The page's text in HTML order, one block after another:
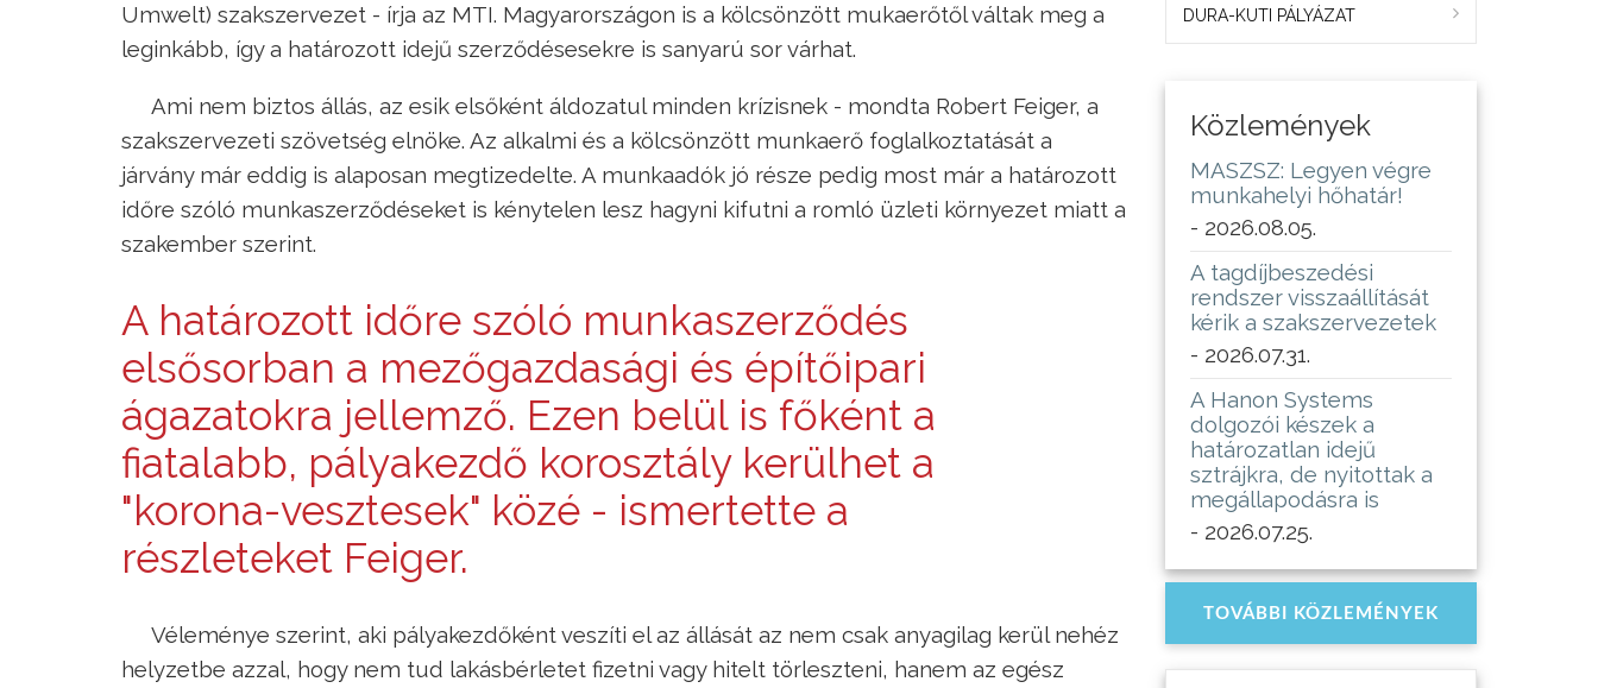
Umwelt) szakszervezet - írja az MTI. Magyarországon is a kölcsönzött mukaerőtől váltak meg a
leginkább, így a határozott idejű szerződésesekre is sanyarú sor várhat.
Ami nem biztos állás, az esik elsőként áldozatul minden krízisnek - mondta Robert Feiger, a
szakszervezeti szövetség elnöke. Az alkalmi és a kölcsönzött munkaerő foglalkoztatását a
járvány már eddig is alaposan megtizedelte. A munkaadók jó része pedig most már a határozott
időre szóló munkaszerződéseket is kénytelen lesz hagyni kifutni a romló üzleti környezet miatt a
szakember szerint.
A határozott időre szóló munkaszerződés
elsősorban a mezőgazdasági és építőipari
ágazatokra jellemző. Ezen belül is főként a
fiatalabb, pályakezdő korosztály kerülhet a
"korona-vesztesek" közé - ismertette a
részleteket Feiger.
Véleménye szerint, aki pályakezdőként veszíti el az állását az nem csak anyagilag kerül nehéz
helyzetbe azzal, hogy nem tud lakásbérletet fizetni vagy hitelt törleszteni, hanem az egész
DURA-KUTI PÁLYÁZAT
Közlemények
MASZSZ: Legyen végre
munkahelyi hőhatár!
- 2026.08.05.
A tagdíjbeszedési
rendszer visszaállítását
kérik a szakszervezetek
- 2026.07.31.
A Hanon Systems
dolgozói készek a
határozatlan idejű
sztrájkra, de nyitottak a
megállapodásra is
- 2026.07.25.
TOVÁBBI KÖZLEMÉNYEK